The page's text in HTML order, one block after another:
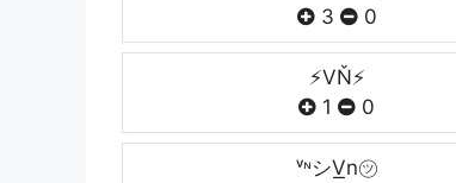
3
0
⚡VŇ⚡
1
0
ᵛᶰシV͟n㋡